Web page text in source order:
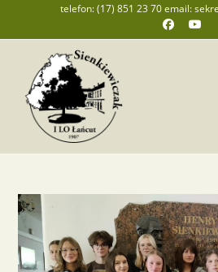
telefon: (17) 851 23 70 email: